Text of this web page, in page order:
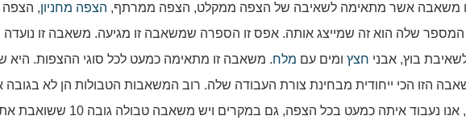
משאבה אשר מתאימה לשאיבה של הצפה ממקלט, הצפה ממרתף, הצפה מחניון, הצפה
שלה הוא זה שמייצג אותה. אפס זו הספרה שמשאבה זו מגיעה. משאבה זו נועדה
בוץ, אבני חצץ ומים עם מלח. משאבה זו מתאימה כמעט לכל סוגי ההצפות. היא
הזו הכי ייחודית מבחינת צורת העבודה שלה. רוב המשאבות הטבולות הן לא בגובה
מכיוון שמשאבה זו מגיע לגובה אפס, אנו נעבוד איתה כמעט בכל הצפה, גם במקרים ויש משאבה טבולה גובה 10